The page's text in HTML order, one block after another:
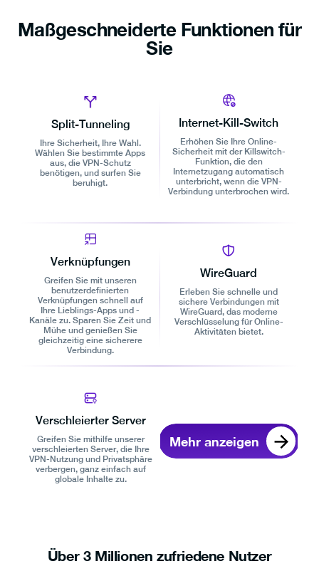
Maßgeschneiderte Funktionen für
Sie
Split-Tunneling
Ihre Sicherheit, Ihre Wahl.
Wählen Sie bestimmte Apps
aus, die VPN-Schutz
benötigen, und surfen Sie
beruhigt.
Internet-Kill-Switch
Erhöhen Sie Ihre Online-
Sicherheit mit der Killswitch-
Funktion, die den
Internetzugang automatisch
unterbricht, wenn die VPN-
Verbindung unterbrochen wird.
Verknüpfungen
Greifen Sie mit unseren
benutzerdefinierten
Verknüpfungen schnell auf
Ihre Lieblings-Apps und -
Kanäle zu. Sparen Sie Zeit und
Mühe und genießen Sie
gleichzeitig eine sicherere
Verbindung.
WireGuard
Erleben Sie schnelle und
sichere Verbindungen mit
WireGuard, das moderne
Verschlüsselung für Online-
Aktivitäten bietet.
Verschleierter Server
Greifen Sie mithilfe unserer
verschleierten Server, die Ihre
VPN-Nutzung und Privatsphäre
verbergen, ganz einfach auf
globale Inhalte zu.
Mehr anzeigen
Über 3 Millionen zufriedene Nutzer